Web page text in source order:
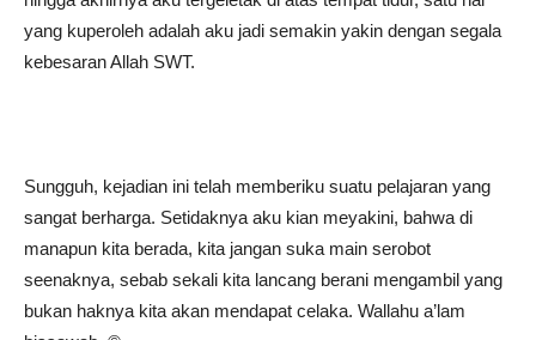
yang kuperoleh adalah aku jadi semakin yakin dengan segala
kebesaran Allah SWT.
Sungguh, kejadian ini telah memberiku suatu pelajaran yang
sangat berharga. Setidaknya aku kian meyakini, bahwa di
manapun kita berada, kita jangan suka main serobot
seenaknya, sebab sekali kita lancang berani mengambil yang
bukan haknya kita akan mendapat celaka. Wallahu a’lam